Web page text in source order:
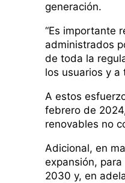
generación.
“Es importante
administrados
de toda la
los usuarios y a
A estos
febrero de
renovables no
Adicional, en
expansión,
2030 y, en